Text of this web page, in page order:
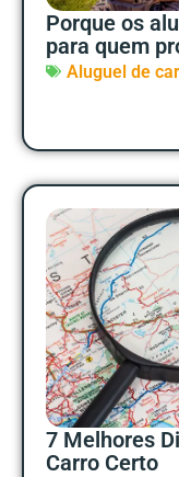
Porque os
para quem
Aluguel de
7 Melhores
Carro Certo